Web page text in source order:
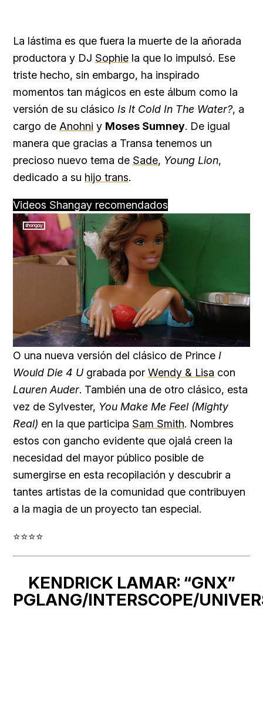
La lástima es que fuera la muerte de la añorada
productora y DJ Sophie la que lo impulsó. Ese
triste hecho, sin embargo, ha inspirado
momentos tan mágicos en este álbum como la
versión de su clásico Is It Cold In The Water?, a
cargo de Anohni y Moses Sumney. De igual
manera que gracias a Transa tenemos un
precioso nuevo tema de Sade, Young Lion,
dedicado a su hijo trans.
Videos Shangay recomendados
Unmute Loaded
45.22%
O una nueva versión del clásico de Prince I
Would Die 4 U grabada por Wendy & Lisa con
Lauren Auder. También una de otro clásico, esta
vez de Sylvester, You Make Me Feel (Mighty
Real) en la que participa Sam Smith. Nombres
estos con gancho evidente que ojalá creen la
necesidad del mayor público posible de
sumergirse en esta recopilación y descubrir a
tantes artistas de la comunidad que contribuyen
a la magia de un proyecto tan especial.
⭐⭐⭐⭐
KENDRICK LAMAR: “GNX”
PGLANG/INTERSCOPE/